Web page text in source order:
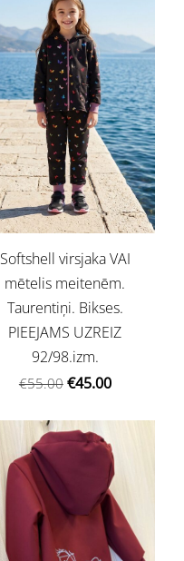
Softshell virsjaka VAI
mētelis meitenēm.
Taurentiņi. Bikses.
PIEEJAMS UZREIZ
92/98.izm.
€55.00 €45.00